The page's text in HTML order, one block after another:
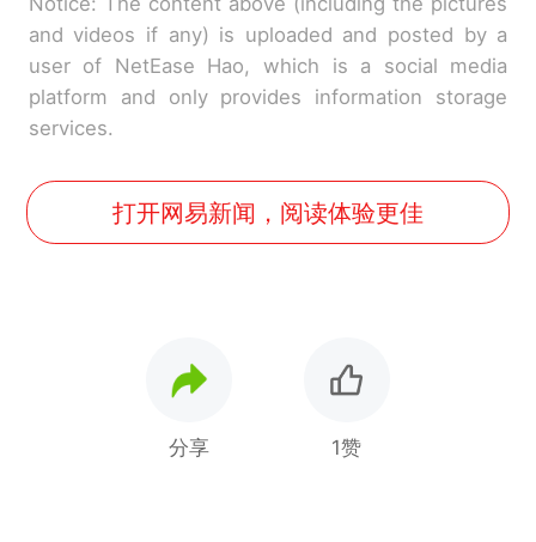
and videos if any) is uploaded and posted by a
user of NetEase Hao, which is a social media
platform and only provides information storage
services.
打开网易新闻，阅读体验更佳
分享 1赞